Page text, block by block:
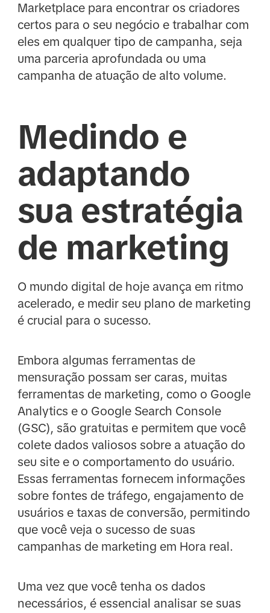
Marketplace para encontrar os criadores
certos para o seu negócio e trabalhar com
eles em qualquer tipo de campanha, seja
uma parceria aprofundada ou uma
campanha de atuação de alto volume.
Medindo e
adaptando
sua estratégia
de marketing
O mundo digital de hoje avança em ritmo
acelerado, e medir seu plano de marketing
é crucial para o sucesso.
Embora algumas ferramentas de
mensuração possam ser caras, muitas
ferramentas de marketing, como o Google
Analytics e o Google Search Console
(GSC), são gratuitas e permitem que você
colete dados valiosos sobre a atuação do
seu site e o comportamento do usuário.
Essas ferramentas fornecem informações
sobre fontes de tráfego, engajamento de
usuários e taxas de conversão, permitindo
que você veja o sucesso de suas
campanhas de marketing em Hora real.
Uma vez que você tenha os dados
necessários, é essencial analisar se suas